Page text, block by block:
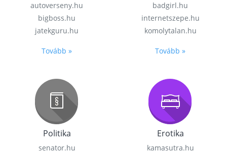
autoverseny.hu
bigboss.hu
jatekguru.hu
Tovább »
badgirl.hu
internetszepe.hu
komolytalan.hu
Tovább »
Politika
senator.hu
Erotika
kamasutra.hu